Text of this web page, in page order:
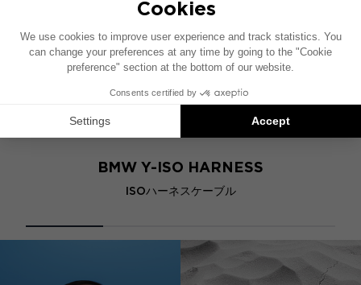
類似製品
BMW Y-ISO HARNESS
ISOハーネスケーブル